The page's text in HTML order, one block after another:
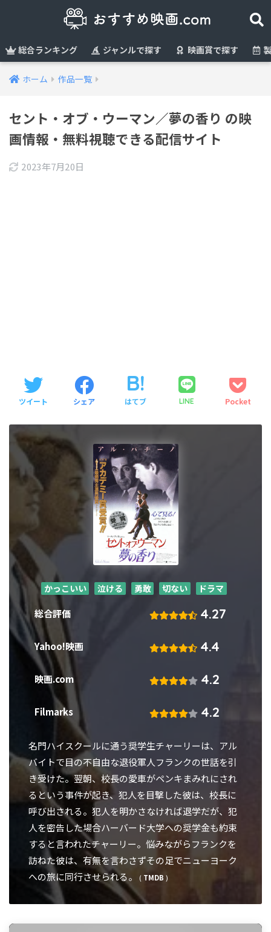
総合ランキング ジャンルで探す 映画賞で探す
ホーム 作品一覧
セント・オブ・ウーマン／夢の香り の映
画情報・無料視聴できる配信サイト
2023年7月20日
ツイート シェア はてブ LINE Pocket
かっこいい 泣ける 勇敢 切ない ドラマ
総合評価 4.27
Yahoo!映画 4.4
映画.com 4.2
Filmarks 4.2
名門ハイスクールに通う奨学生チャーリーは、アル
バイトで目の不自由な退役軍人フランクの世話を引
き受けた。翌朝、校長の愛車がペンキまみれにされ
るという事件が起き、犯人を目撃した彼は、校長に
呼び出される。犯人を明かさなければ退学だが、犯
人を密告した場合ハーバード大学への奨学金も約束
すると言われたチャーリー。悩みながらフランクを
訪ねた彼は、有無を言わさずその足でニューヨーク
への旅に同行させられる。
( TMDB )